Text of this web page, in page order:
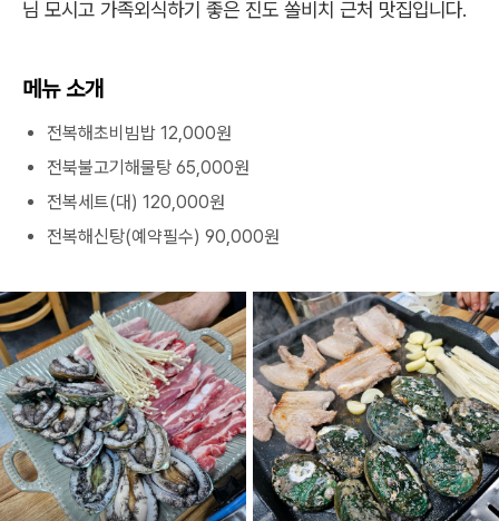
님 모시고 가족외식하기 좋은 진도 쏠비치 근처 맛집입니다.
메뉴 소개
전복해초비빔밥 12,000원
전북불고기해물탕 65,000원
전복세트(대) 120,000원
전복해신탕(예약필수) 90,000원